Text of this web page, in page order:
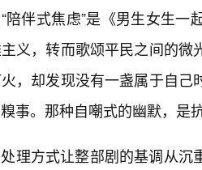
陪伴式焦虑”是《男生女生
义，转而歌颂平民之间的
，却发现没有一盏属于自
事。那种自嘲式的幽默，是
理方式让整部剧的基调从沉